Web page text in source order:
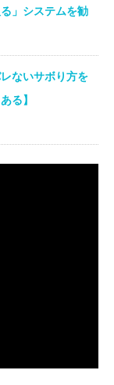
」システムを勧
ないサボり方を
る】